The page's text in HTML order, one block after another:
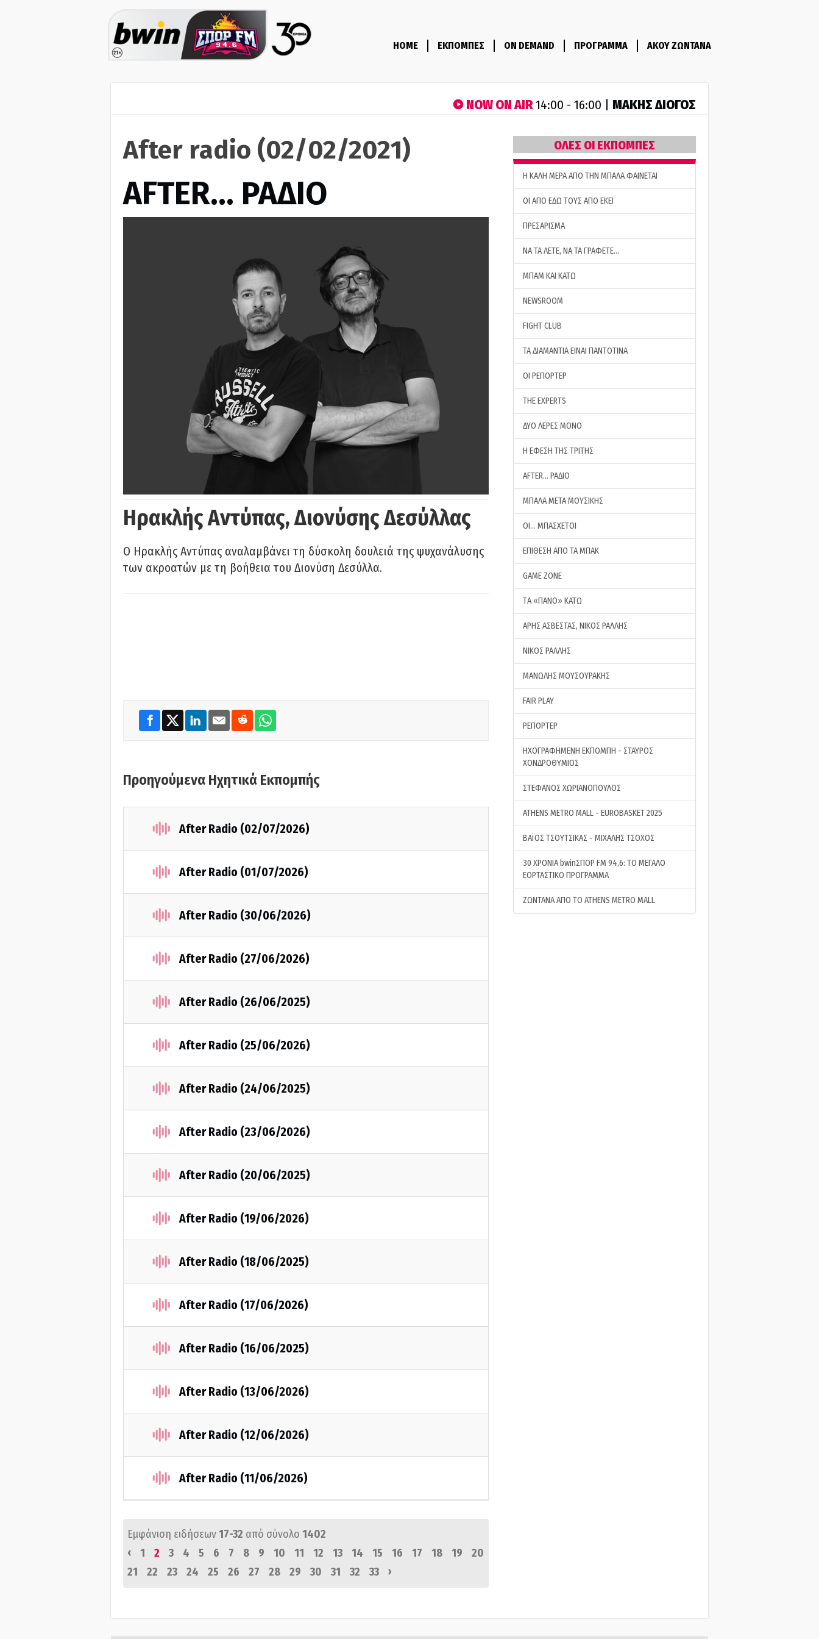
HOME ΕΚΠΟΜΠΕΣ ON DEMAND ΠΡΟΓΡΑΜΜΑ ΑΚΟΥ ΖΩΝΤΑΝΑ
NOW ON AIR14:00 - 16:00 | ΜΑΚΗΣ ΔΙΟΓΟΣ
After radio (02/02/2021)
AFTER… ΡΑΔΙΟ
Ηρακλής Αντύπας, Διονύσης Δεσύλλας
Ο Ηρακλής Αντύπας αναλαμβάνει τη δύσκολη δουλειά της ψυχανάλυσης
των ακροατών με τη βοήθεια του Διονύση Δεσύλλα.
Προηγούμενα Ηχητικά Εκπομπής
After Radio (02/07/2026)
After Radio (01/07/2026)
After Radio (30/06/2026)
After Radio (27/06/2026)
After Radio (26/06/2025)
After Radio (25/06/2026)
After Radio (24/06/2025)
After Radio (23/06/2026)
After Radio (20/06/2025)
After Radio (19/06/2026)
After Radio (18/06/2025)
After Radio (17/06/2026)
After Radio (16/06/2025)
After Radio (13/06/2026)
After Radio (12/06/2026)
After Radio (11/06/2026)
Εμφάνιση ειδήσεων17-32 από σύνολο 1402
‹
1 2 3 4 5 6 7 8 9 10 11 12 13 14 15 16 17 18 19
20
21
22 23 24 25 26 27 28 29 30 31 32 33 ›
ΟΛΕΣ ΟΙ ΕΚΠΟΜΠΕΣ
H ΚΑΛΗ ΜΕΡΑ ΑΠΟ ΤΗΝ ΜΠΑΛΑ ΦΑΙΝΕΤΑΙ
ΟΙ ΑΠΟ ΕΔΩ ΤΟΥΣ ΑΠΟ ΕΚΕΙ
ΠΡΕΣΑΡΙΣΜΑ
ΝΑ ΤΑ ΛΕΤΕ, ΝΑ ΤΑ ΓΡΑΦΕΤΕ…
ΜΠΑΜ ΚΑΙ ΚΑΤΩ
NEWSROOM
FIGHT CLUB
ΤΑ ΔΙΑΜΑΝΤΙΑ ΕΙΝΑΙ ΠΑΝΤΟΤΙΝΑ
ΟΙ ΡΕΠΟΡΤΕΡ
THE EXPERTS
ΔΥΟ ΛΕΡΕΣ ΜΟΝΟ
Η ΕΦΕΣΗ ΤΗΣ ΤΡΙΤΗΣ
AFTER… ΡΑΔΙΟ
ΜΠΑΛΑ ΜΕΤΑ ΜΟΥΣΙΚΗΣ
ΟΙ… ΜΠΑΣΧΕΤΟΙ
ΕΠΙΘΕΣΗ ΑΠΟ ΤΑ ΜΠΑΚ
GAME ZONE
ΤA «ΠΑΝΟ» ΚΑΤΩ
ΑΡΗΣ ΑΣΒΕΣΤΑΣ, ΝΙΚΟΣ ΡΑΛΛΗΣ
ΝΙΚΟΣ ΡΑΛΛΗΣ
ΜΑΝΩΛΗΣ ΜΟΥΣΟΥΡΑΚΗΣ
FAIR PLAY
ΡΕΠΟΡΤΕΡ
ΗΧΟΓΡΑΦΗΜΕΝΗ ΕΚΠΟΜΠΗ - ΣΤΑΥΡΟΣ
ΧΟΝΔΡΟΘΥΜΙΟΣ
ΣΤΕΦΑΝΟΣ ΧΩΡΙΑΝΟΠΟΥΛΟΣ
ATHENS METRO MALL - EUROBASKET 2025
ΒΑΪΟΣ ΤΣΟΥΤΣΙΚΑΣ - ΜΙΧΑΛΗΣ ΤΣΟΧΟΣ
30 ΧΡΟΝΙΑ bwinΣΠΟΡ FM 94,6: ΤΟ ΜΕΓΑΛΟ
ΕΟΡΤΑΣΤΙΚΟ ΠΡΟΓΡΑΜΜΑ
ΖΩΝΤΑΝΑ ΑΠΟ ΤΟ ATHENS METRO MALL